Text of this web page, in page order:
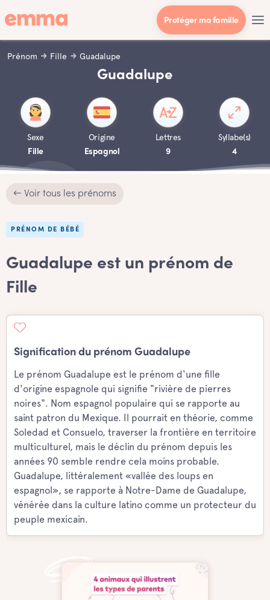
Protéger ma famille
Prénom Fille Guadalupe
Guadalupe
Sexe
Fille
Origine
Espagnol
Lettres
9
Syllabe(s)
4
← Voir tous les prénoms
PRÉNOM DE BÉBÉ
Guadalupe est un prénom de
Fille
Signification du prénom Guadalupe
Le prénom Guadalupe est le prénom d'une fille
d'origine espagnole qui signifie "rivière de pierres
noires". Nom espagnol populaire qui se rapporte au
saint patron du Mexique. Il pourrait en théorie, comme
Soledad et Consuelo, traverser la frontière en territoire
multiculturel, mais le déclin du prénom depuis les
années 90 semble rendre cela moins probable.
Guadalupe, littéralement «vallée des loups en
espagnol», se rapporte à Notre-Dame de Guadalupe,
vénérée dans la culture latino comme un protecteur du
peuple mexicain.